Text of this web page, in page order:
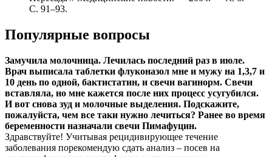
С. 91–93.
Популярные вопросы
Замучила молочница. Лечилась последний раз в июле.
Врач выписала таблетки флуконазол мне и мужу на 1,3,7 и
10 день по одной, бактистатин, и свечи вагинорм. Свечи
вставляла, но мне кажется после них процесс усугубился.
И вот снова зуд и молочные выделения. Подскажите,
пожалуйста, чем все таки нужно лечиться? Ранее во время
беременности назначали свечи Пимафуцин.
Здравствуйте! Учитывая рецидивирующее течение
заболевания порекомендую сдать анализ – посев на